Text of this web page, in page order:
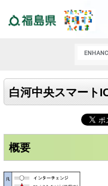
白河中央スマー
概要